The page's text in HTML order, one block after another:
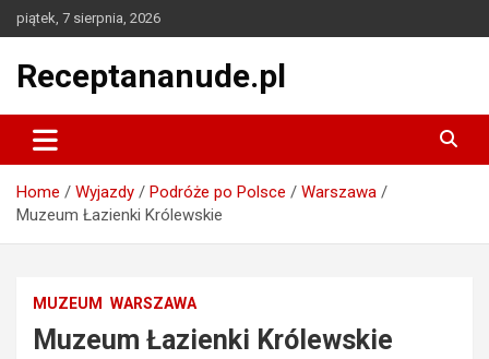
Skip
to
piątek, 7 sierpnia, 2026
Receptananude.pl
Home Wyjazdy Podróże po Polsce
Warszawa
Muzeum Łazienki Królewskie
MUZEUM WARSZAWA
Muzeum Łazienki Królewskie